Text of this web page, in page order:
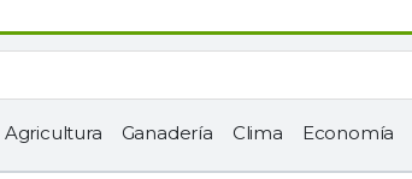
Agricultura Ganadería Clima Economía